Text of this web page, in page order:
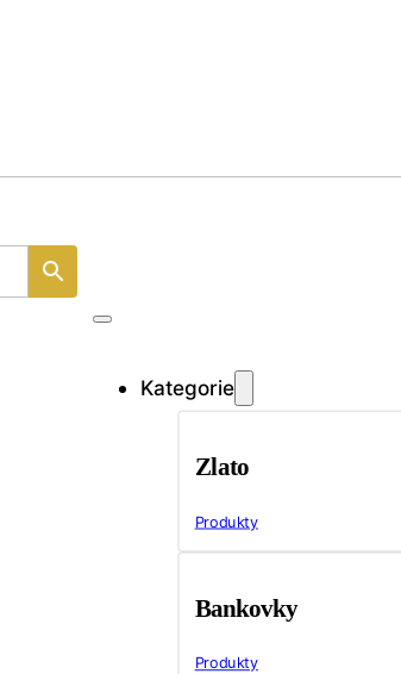
Kategorie
Zlato
Produkty
Bankovky
Produkty